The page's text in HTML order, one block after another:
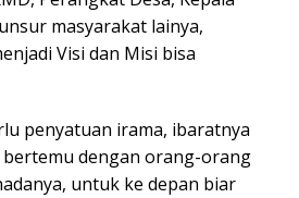
masyarakat lainya,
Visi dan Misi bisa
penyatuan irama, ibaratnya
dengan orang-orang
untuk ke depan biar